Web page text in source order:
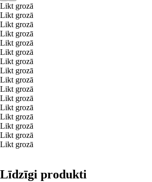
Likt grozā
Likt grozā
Likt grozā
Likt grozā
Likt grozā
Likt grozā
Likt grozā
Likt grozā
Likt grozā
Likt grozā
Likt grozā
Likt grozā
Likt grozā
Likt grozā
Likt grozā
Likt grozā
Līdzīgi produkti